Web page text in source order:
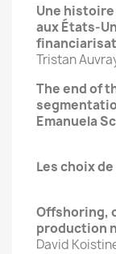
Une
aux États-
Tristan
The end of
Emanuela
Les choix
Offshoring,
production
David